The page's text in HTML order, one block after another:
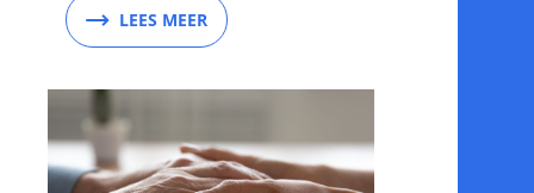
LEES MEER